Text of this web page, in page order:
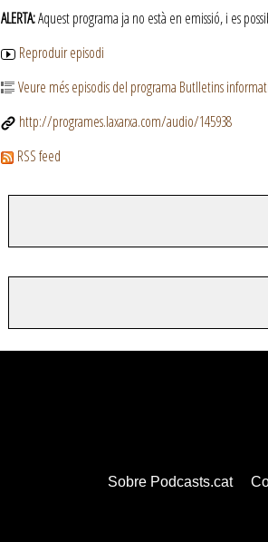
ALERTA:Aquest programa ja no està en emissió, i es
Reproduir episodi
Veure més episodis del programa Butlletins
http://programes.laxarxa.com/audio/145938
RSS feed
Sobre Podcasts.cat